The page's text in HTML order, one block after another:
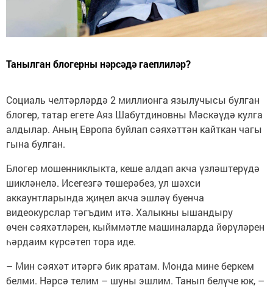
Танылган блогерны нәрсәдә гаеплиләр?
Социаль челтәрләрдә 2 миллионга язылучысы булган
блогер, татар егете Аяз Шабутдиновны Мәскәүдә кулга
алдылар. Аның Европа буйлап сәяхәттән кайткан чагы
гына булган.
Блогер мошенниклыкта, кеше алдап акча үзләштерүдә
шикләнелә. Исегезгә төшерәбез, ул шәхси
аккаунтларында җиңел акча эшләү буенча
видеокурслар тәгъдим итә. Халыкны ышандыру
өчен сәяхәтләрен, кыйммәтле машиналарда йөрүләрен
һәрдаим күрсәтеп тора иде.
– Мин сәяхәт итәргә бик яратам. Монда мине беркем
белми. Нәрсә телим – шуны эшлим. Танып белүче юк, –